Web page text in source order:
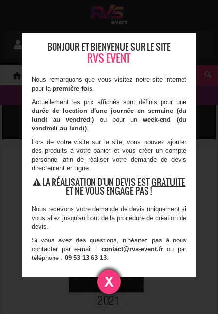
Se connecter
0 article(s)
TENTE DE RÉCEPTION
X
BONJOUR ET BIENVENUE SUR LE SITE
RVS EVENT
Nous remarquons que vous visitez notre site internet
pour la première fois.
Actuellement les prix affichés sont définis pour une
durée de location d'une journée en semaine (du
lundi au vendredi) ou pour unweek-end (du
vendredi au lundi).
Lors de votre visite sur le site, vous pouvez ajouter
des produits à votre panier et vous créer un compte
personnel afin de réaliser votre demande de devis
directement en ligne.
LA RÉALISATION D'UN DEVIS ESTGRATUITE
ET NE VOUS ENGAGE PAS !
Nous recevons votre demande de devis uniquement si
vous allez jusqu'au bout de la procédure de création de
devis.
Si vous avez des questions, n’hésitez pas à nous
contacter par e-mail :contact@rvs-event.fr ou par
téléphone : 09 53 13 63 13.